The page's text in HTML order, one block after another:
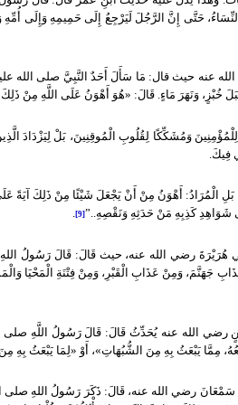
حَتَّى إِنَّ الرَّجُلَ لَيَرْجِعُ إِلَى حَمِيمِهِ وَإِلَى أُمِّهِ
عنه حيث قال: مَا سَأَلَ أَحَدٌ النَّبِيَّ صلى الله
خُبْزٍ، وَنَهَرَ مَاءٍ. قَالَ: «هُوَ أَهْوَنُ عَلَى اللَّهِ مِنْ ذَلِكَ
وَمُشَكِّكًا لِقُلُوبِ الْمُوقِنِينَ، بَلْ لِيَزْدَادَ الَّذِينَ
فِيكَ
الْمُرَادُ: أَهْوَنُ مِنْ أَنْ يَجْعَلَ شَيْئًا مِنْ ذَلِكَ آيَةً
شَوَاهِدِ كَذِبِهِ مَنْ حَدَثِهِ وَنَقْصِهِ..”
[9]
.
هُرَيْرَةَ رضي الله عنه، حيث قَالَ:قَالَ رَسُولُ اللهِ
جَهَنَّمَ، وَمِنْ عَذَابِ الْقَبْرِ، وَمِنْ فِتْنَةِ الْمَحْيَا
رضي الله عنه يُحَدِّثُ قَالَ: قَالَ رَسُولُ اللَّهِ صلى
مِمَّا يَبْعَثُ بِهِ مِنَ الشُّبُهَاتِ»، أَوْ «لِمَا يَبْعَثُ بِهِ
سَمْعَانَ رضي الله عنه، قَالَ: ذَكَرَ رَسُولُ اللهِ صلى